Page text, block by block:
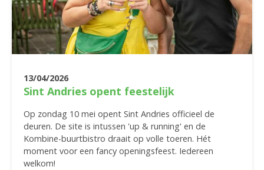
13/04/2026
Sint Andries opent feestelijk
Op zondag 10 mei opent Sint Andries officieel de
deuren. De site is intussen 'up & running' en de
Kombine-buurtbistro draait op volle toeren. Hét
moment voor een fancy openingsfeest. Iedereen
welkom!